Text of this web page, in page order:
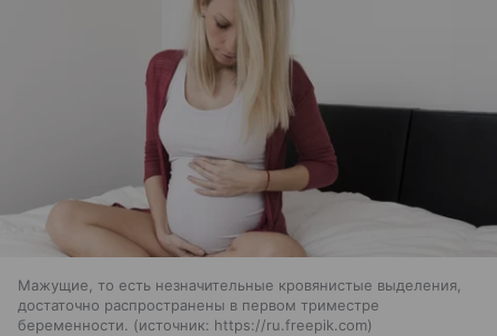
Мажущие, то есть незначительные кровянистые выделения,
достаточно распространены в первом триместре
беременности.
источник: https://ru.freepik.com